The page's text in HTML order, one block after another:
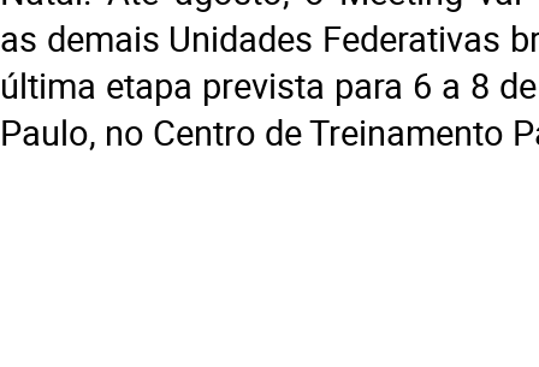
as demais Unidades Federativas
última etapa prevista para 6 a 8
Paulo, no Centro de Treinamento